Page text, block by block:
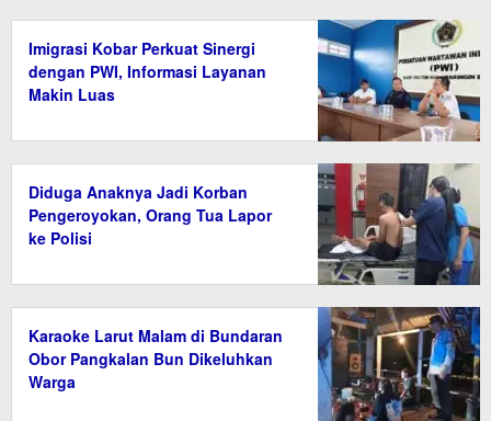
Imigrasi Kobar Perkuat Sinergi
dengan PWI, Informasi Layanan
Makin Luas
Diduga Anaknya Jadi Korban
Pengeroyokan, Orang Tua Lapor
ke Polisi
Karaoke Larut Malam di Bundaran
Obor Pangkalan Bun Dikeluhkan
Warga